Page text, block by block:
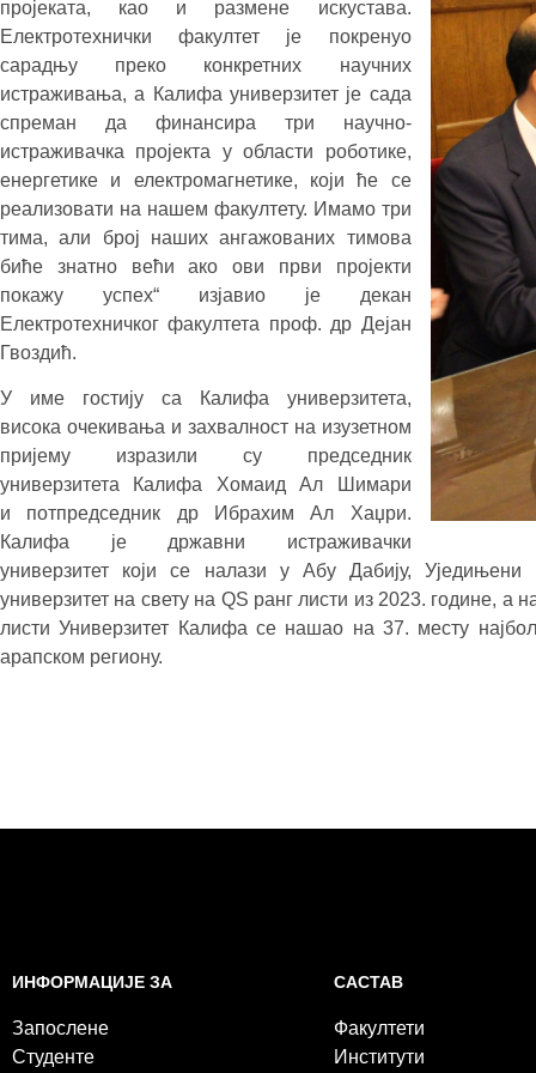
пројеката, као и размене искустава.
Електротехнички факултет је покренуо
сарадњу преко конкретних научних
истраживања, а Калифа универзитет је сада
спреман да финансира три научно-
истраживачка пројекта у области роботике,
енергетике и електромагнетике, који ће се
реализовати на нашем факултету. Имамо три
тима, али број наших ангажованих тимова
биће знатно већи ако ови први пројекти
покажу успех“ изјавио је декан
Електротехничког факултета проф. др Дејан
Гвоздић.
У име гостију са Калифа универзитета,
висока очекивања и захвалност на изузетном
пријему изразили су председник
универзитета Калифа Хомаид Ал Шимари
и потпредседник др Ибрахим Ал Хаџри.
Калифа је државни истраживачки
универзитет који се налази у Абу Дабију,
универзитет на свету на QS ранг листи из 2023. године, а
листи Универзитет Калифа се нашао на 37. месту
арапском региону.
ИНФОРМАЦИЈЕ ЗА
Запослене
Студенте
САСТАВ
Факултети
Институти